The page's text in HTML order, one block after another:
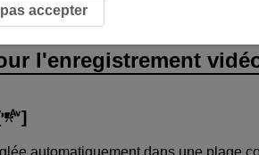
l'enregistrement
]
pas accepter